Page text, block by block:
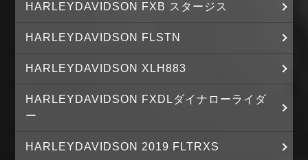
HARLEYDAVIDSON FXB スタージス
HARLEYDAVIDSON FLSTN
HARLEYDAVIDSON XLH883
HARLEYDAVIDSON FXDLダイナローライダ
ー
HARLEYDAVIDSON 2019 FLTRXS